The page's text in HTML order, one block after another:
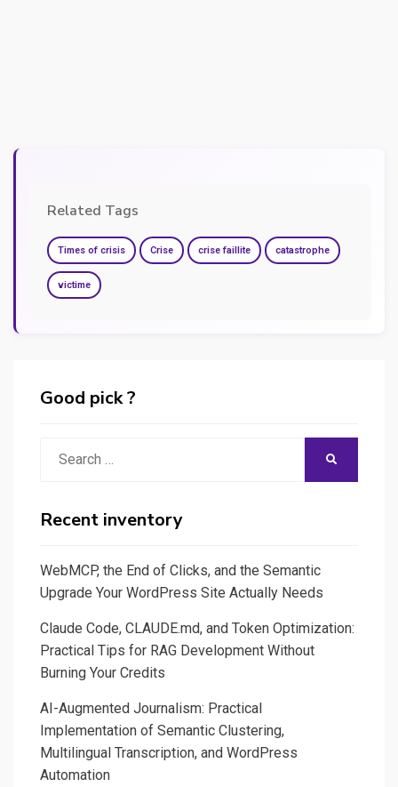
Related Tags
Times of crisis Crise crise faillite catastrophe
victime
Good pick ?
Recent inventory
WebMCP, the End of Clicks, and the Semantic
Upgrade Your WordPress Site Actually Needs
Claude Code, CLAUDE.md, and Token Optimization:
Practical Tips for RAG Development Without
Burning Your Credits
AI-Augmented Journalism: Practical
Implementation of Semantic Clustering,
Multilingual Transcription, and WordPress
Automation